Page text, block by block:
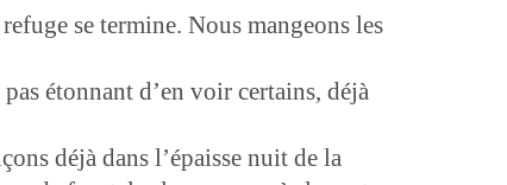
se termine. Nous mangeons les
étonnant d’en voir certains, déjà
déjà dans l’épaisse nuit de la